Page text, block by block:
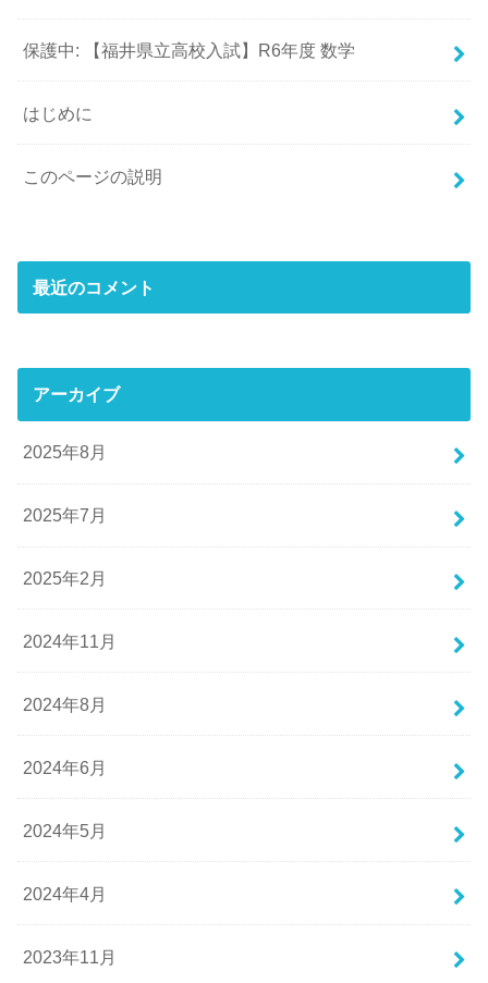
保護中: 【福井県立高校入試】R6年度 数学
はじめに
このページの説明
最近のコメント
アーカイブ
2025年8月
2025年7月
2025年2月
2024年11月
2024年8月
2024年6月
2024年5月
2024年4月
2023年11月